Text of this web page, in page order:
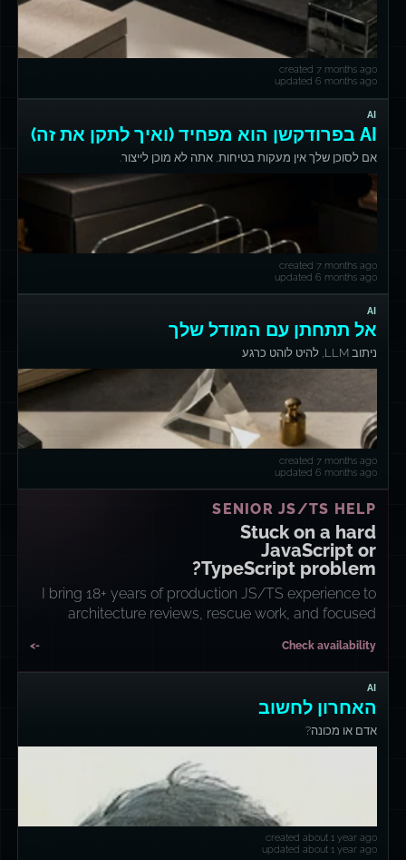
created 7 months ago
updated 6 months ago
AI
AI בפרודקשן הוא מפחיד (ואיך לתקן את זה)
אם לסוכן שלך אין מעקות בטיחות, אתה לא מוכן לייצור.
created 7 months ago
updated 6 months ago
AI
אל תתחתן עם המודל שלך
ניתוב LLM, להיט לוהט כרגע
created 7 months ago
updated 6 months ago
SENIOR JS/TS HELP
Stuck on a hard
JavaScript or
TypeScript problem?
I bring 18+ years of production JS/TS experience to
architecture reviews, rescue work, and focused
Check availability
->
AI
האחרון לחשוב
אדם או מכונה?
created about 1 year ago
updated about 1 year ago